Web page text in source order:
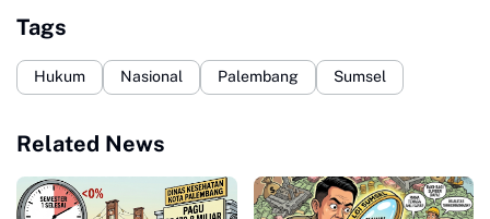
Tags
Hukum Nasional Palembang Sumsel
Related News